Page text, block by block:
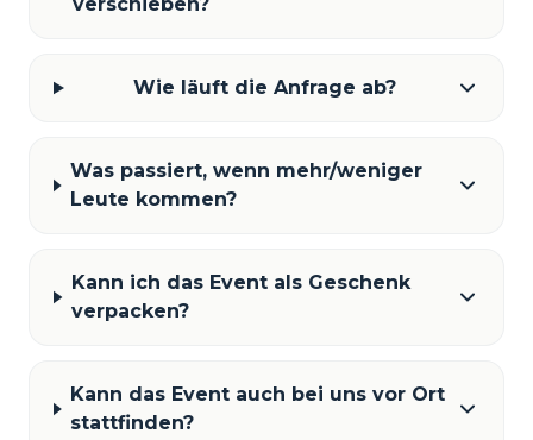
Wie läuft die Anfrage ab?
Was passiert, wenn mehr/weniger
Leute kommen?
Kann ich das Event als Geschenk
verpacken?
Kann das Event auch bei uns vor Ort
stattfinden?